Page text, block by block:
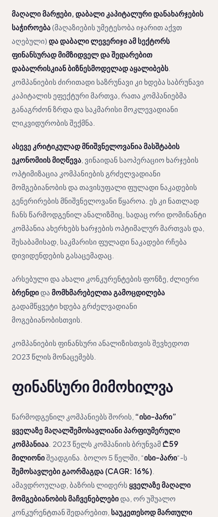
მაღალი მარჟები, დაბალი კაპიტალური დანახარჯების
საჭიროება(მაღაზიების უმეტესობა იჯარით აქვთ
აღებული) და დაბალი ლევერიჯი ამ სექტორს
ფინანსურად მიმზიდველ და შედარებით
დაბალრისკიან ბიზნესმოდელად აყალიბებს
კომპანიების ძირითადი საზრუნავი კი ხდება საბრუნავი
კაპიტალის ეფექტური მართვა, რათა კომპანიებმა
განაგრძონ ზრდა და საკმარისი მოკლევადიანი
ლიკვიდურობის შექმნა.
ასევე კრიტიკულად მნიშვნელოვანია მასშტაბის
ეკონომიის მიღწევა , ვინაიდან საოპერაციო ხარჯების
ოპტიმიზაცია კომპანიების გრძელვადიანი
მომგებიანობის და თავისუფალი ფულადი ნაკადების
გენერირების მნიშვნელოვანი წყაროა. ეს კი ნათლად
ჩანს წარმოდგენილ ანალიზშიც, სადაც ორი დომინანტი
კომპანია ახერხებს ხარჯების ოპტიმალურ მართვას და,
შესაბამისად, საკმარისი ფულადი ნაკადები რჩება
დივიდენდების გასაცემადაც.
არსებული და ახალი კონკურენტების ფონზე, ძლიერი
ბრენდიდა მომხმარებელთა გამოცდილება
გადამწყვეტი ხდება გრძელვადიანი
მოგებიანობისთვის.
კომპანიების ფინანსური ანალიზისთვის შევხედოთ
2023 წლის მონაცემებს.
ფინანსური მიმოხილვა
წარმოდგენილ კომპანიებს შორის, “ისი-პარი”
ყველაზე მაღალშემოსავლიანი პარფიუმერული
კომპანიაა . 2023 წელს კომპანიის ბრუნვამ ₾59
მილიონიშეადგინა. ბოლო 5 წელში, “ისი-პარი“-ს
შემოსავლები გაორმაგდა (CAGR: 16%)
ამავდროულად, ბაზრის ლიდერს ყველაზე მაღალი
მომგებიანობის მაჩვენებლებიდა, ორ უშუალო
კონკურენტთან შედარებით, საუკეთესოდ მართული